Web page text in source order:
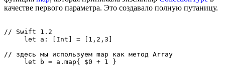
качестве первого параметра. Это создавало полную путаницу.
// Swift 1.2
     let a: [Int] = [1,2,3]
// здесь мы используем map как метод Array
     let b = a.map{ $0 + 1 }